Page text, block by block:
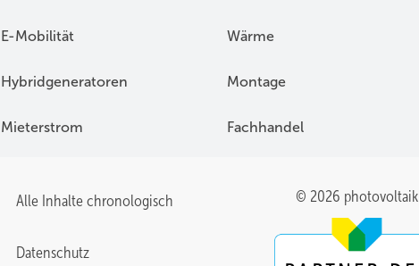
E-Mobilität Wärme
Hybridgeneratoren Montage
Mieterstrom Fachhandel
Alle Inhalte chronologisch
Datenschutz
© 2026 photovoltaik